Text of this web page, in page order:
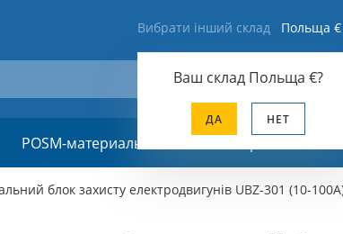
Вибрати інший склад Польща €
Ваш склад Польща €?
ДА НЕТ
+38
POSM-материалы
блок захисту електродвигунів UBZ-301 (10-